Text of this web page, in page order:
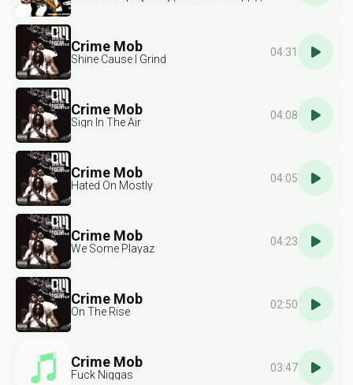
Crime Mob
Shine Cause I Grind
04:31
Crime Mob
Sign In The Air
04:08
Crime Mob
Hated On Mostly
04:05
Crime Mob
We Some Playaz
04:23
Crime Mob
On The Rise
02:50
Crime Mob
Fuck Niggas
03:47